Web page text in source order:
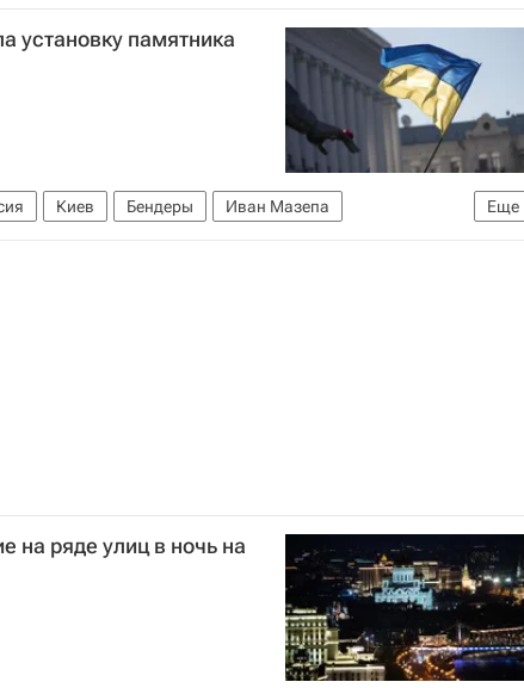
церковь
установку памятника
Еще
Киев Бендеры
Иван Мазепа
на ряде улиц в ночь на